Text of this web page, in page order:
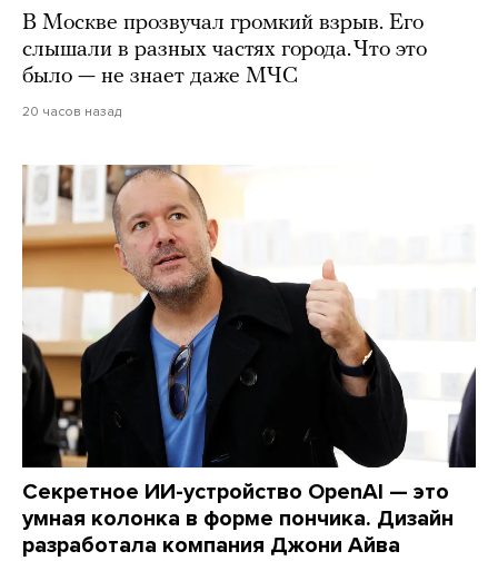
В Москве прозвучал громкий взрыв. Его
слышали в разных частях города. Что это
было — не знает даже МЧС
20 часов назад
Секретное ИИ-устройство OpenAI — это
умная колонка в форме пончика. Дизайн
разработала компания Джони Айва